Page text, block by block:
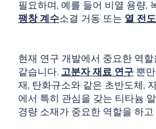
필요하며, 예를 들어 비열 용량,
팽창 계수소결 거동 또는 열 전
현재 연구 개발에서 중요한 역
같습니다. 고분자 재료 연구 뿐
재, 탄화규소와 같은 초반도체,
에서 특히 관심을 갖는 티타늄
경량 소재가 중요한 역할을 하고